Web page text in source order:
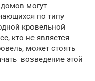
могут
по типу
кровельной
кто не является
может стоять
возведение этой